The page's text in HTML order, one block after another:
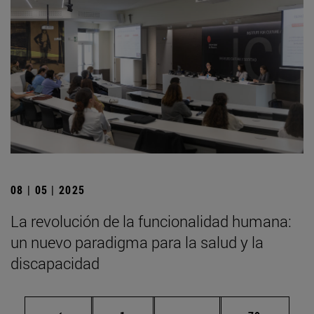
08 | 05 | 2025
La revolución de la funcionalidad humana:
un nuevo paradigma para la salud y la
discapacidad